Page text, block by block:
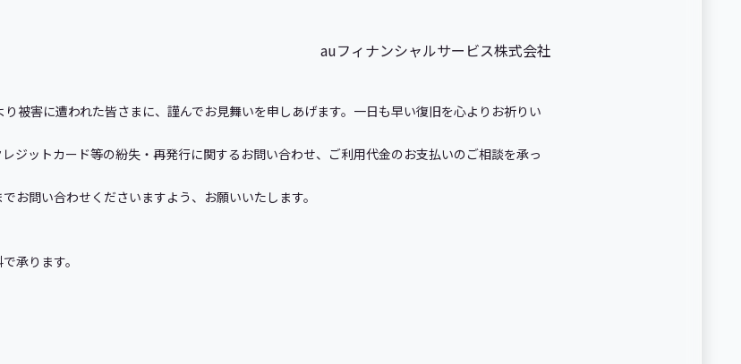
auフィナンシャルサービス株式会社
被害に遭われた皆さまに、謹んでお見舞いを申しあげます。一日も早い復旧を心よりお祈りい
ジットカード等の紛失・再発行に関するお問い合わせ、ご利用代金のお支払いのご相談を承っ
お問い合わせくださいますよう、お願いいたします。
承ります。